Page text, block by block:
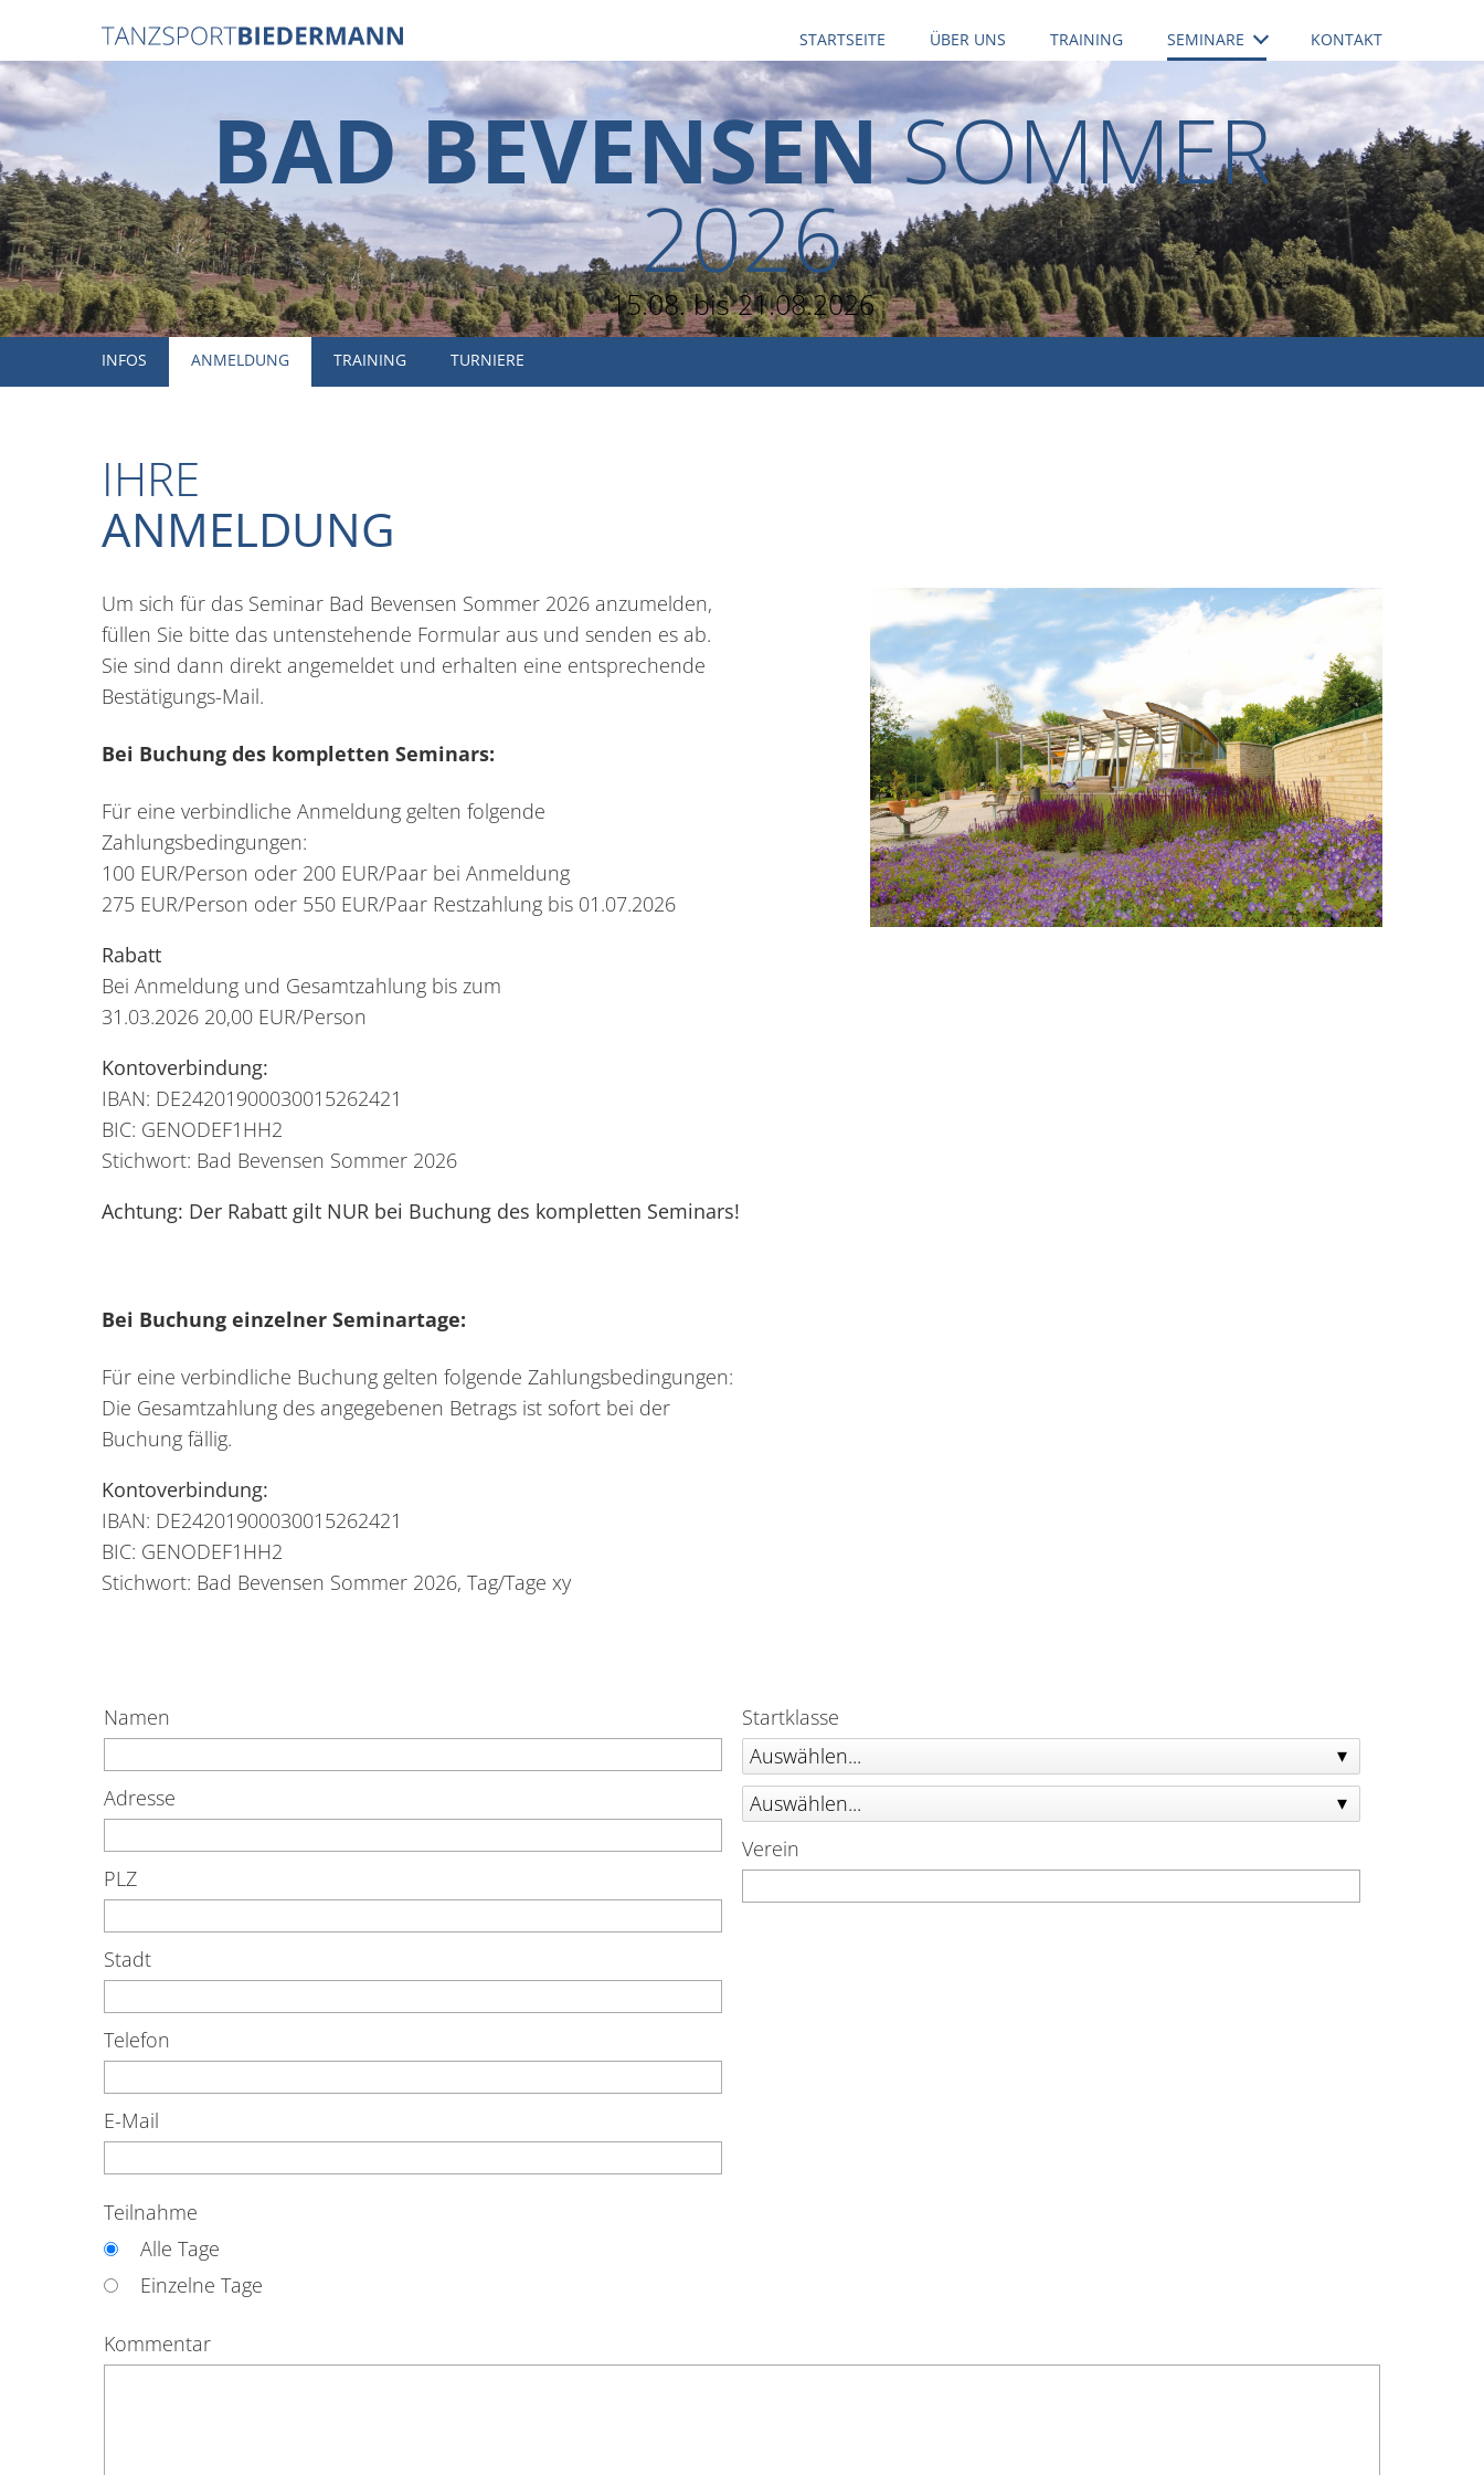
STARTSEITE ÜBER UNS TRAINING SEMINARE KONTAKT
BAD BEVENSENSOMMER
2026
15.08. bis 21.08.2026
INFOS ANMELDUNG TRAINING TURNIERE
IHRE
ANMELDUNG
Um sich für das Seminar Bad Bevensen Sommer 2026 anzumelden,
füllen Sie bitte das untenstehende Formular aus und senden es ab.
Sie sind dann direkt angemeldet und erhalten eine entsprechende
Bestätigungs-Mail.
Bei Buchung des kompletten Seminars:
Für eine verbindliche Anmeldung gelten folgende
Zahlungsbedingungen:
100 EUR/Person oder 200 EUR/Paar bei Anmeldung
275 EUR/Person oder 550 EUR/Paar Restzahlung bis 01.07.2026
Rabatt
Bei Anmeldung und Gesamtzahlung bis zum
31.03.2026 20,00 EUR/Person
Kontoverbindung:
IBAN: DE24201900030015262421
BIC: GENODEF1HH2
Stichwort: Bad Bevensen Sommer 2026
Achtung: Der Rabatt gilt NUR bei Buchung des kompletten Seminars!
Bei Buchung einzelner Seminartage:
Für eine verbindliche Buchung gelten folgende Zahlungsbedingungen:
Die Gesamtzahlung des angegebenen Betrags ist sofort bei der
Buchung fällig.
Kontoverbindung:
IBAN: DE24201900030015262421
BIC: GENODEF1HH2
Stichwort: Bad Bevensen Sommer 2026, Tag/Tage xy
Namen
Adresse
PLZ
Stadt
Telefon
E-Mail
Startklasse
Auswählen...
Auswählen...
Verein
Teilnahme
Alle Tage
Einzelne Tage
Kommentar